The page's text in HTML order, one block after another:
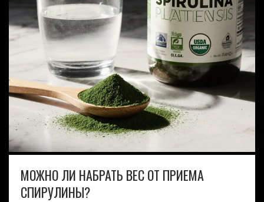
МОЖНО ЛИ НАБРАТЬ ВЕС ОТ ПРИЕМА
СПИРУЛИНЫ?